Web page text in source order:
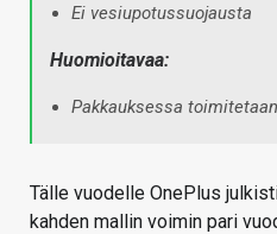
Ei vesiupotussuojausta
Huomioitavaa:
Pakkauksessa
Tälle vuodelle OnePlus
kahden mallin voimin pari